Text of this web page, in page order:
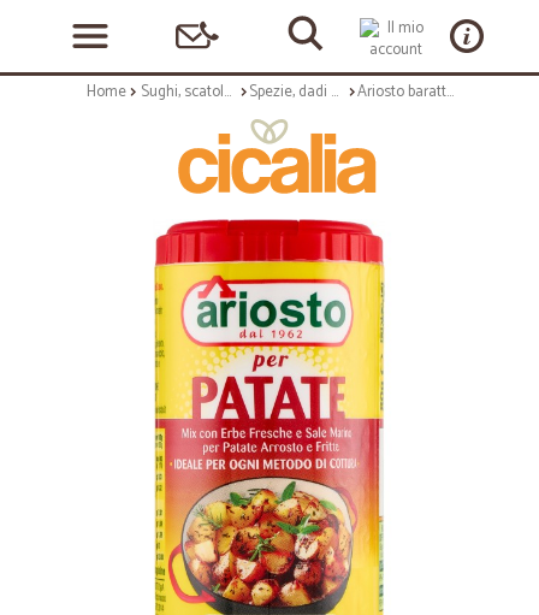
Home Sughi, scatolame e condimenti Spezie, dadi e insaporitori Ariosto barattolo patate - gr.80